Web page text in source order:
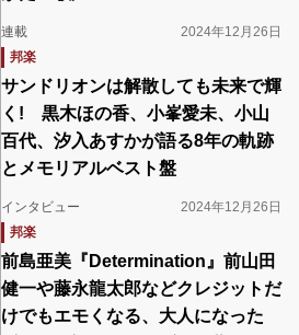
連載
2024年12月26日
邦楽
サンドリオンは解散しても未来で輝
く! 黒木ほの香、小峯愛未、小山
百代、汐入あすかが語る8年の軌跡
とメモリアルベスト盤
インタビュー
2024年12月26日
邦楽
前島亜美『Determination』前山田
健一や藤永龍太郎などクレジットだ
けでもエモくなる、大人になった